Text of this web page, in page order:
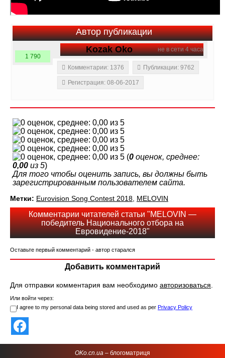
Автор публикации
не в сети 4 часа
Kozak Oko
1 790
Комментарии: 1376
Публикации: 9762
Регистрация: 08-06-2017
(0 оценок, среднее:
0,00 из 5)
Для того чтобы оценить запись, вы должны быть
зарегистрированным пользователем сайта.
Метки: Eurovision Song Contest 2018, MELOVIN
Комментарии читателей статьи "MELOVIN —
победитель Национального отбора на
Евровидение-2018"
Оставьте первый комментарий - автор старался
Добавить комментарий
Для отправки комментария вам необходимо авторизоваться.
Или войти через:
I agree to my personal data being stored and used as per Privacy Policy
OKo.cn.ua – блогоматриця